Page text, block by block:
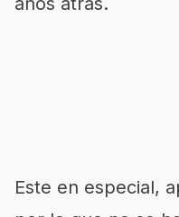
Este en especial,